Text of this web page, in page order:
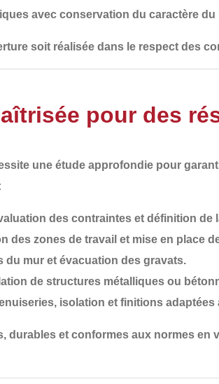
avec conservation du caractère du
soit réalisée dans le respect des
pour des
une étude approfondie pour
des contraintes et définition de
des zones de travail et mise en place
du mur et évacuation des gravats.
de structures métalliques ou
isolation et finitions
durables et conformes aux normes en